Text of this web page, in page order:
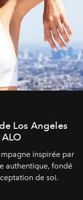
Los Angeles
inspirée par
authentique, fondé
de soi.